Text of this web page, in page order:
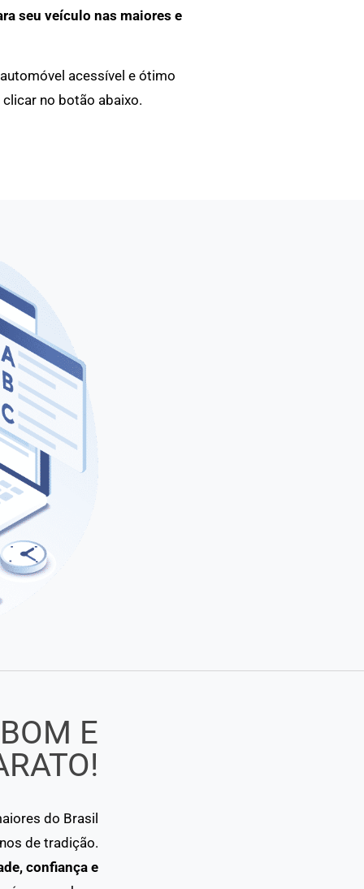
seu veículo nas maiores e
acessível e ótimo
no botão abaixo.
E
do Brasil
de tradição.
confiança e